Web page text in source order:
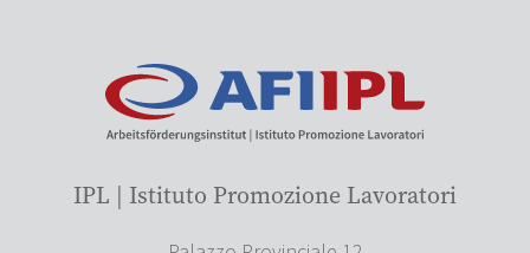
IPL | Istituto Promozione Lavoratori